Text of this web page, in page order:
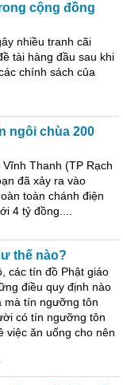
cộng đồng
nhiều tranh cãi
tài hàng đầu sau khi
chính sách của
ngôi chùa 200
Thanh (TP Rạch
đã xảy ra vào
toàn chánh điện
4 tỷ đồng....
thế nào?
các tín đồ Phật giáo
điều quy định nào
mà tín ngưỡng tôn
có tín ngưỡng tôn
việc ăn uống cho nên